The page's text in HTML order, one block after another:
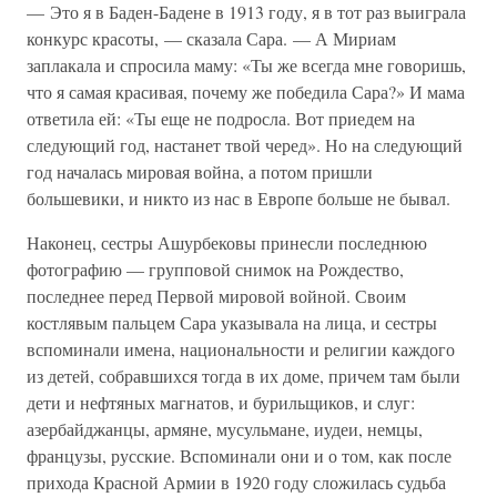
— Это я в Баден-Бадене в 1913 году, я в тот раз выиграла
конкурс красоты, — сказала Сара. — А Мириам
заплакала и спросила маму: «Ты же всегда мне говоришь,
что я самая красивая, почему же победила Сара?» И мама
ответила ей: «Ты еще не подросла. Вот приедем на
следующий год, настанет твой черед». Но на следующий
год началась мировая война, а потом пришли
большевики, и никто из нас в Европе больше не бывал.
Наконец, сестры Ашурбековы принесли последнюю
фотографию — групповой снимок на Рождество,
последнее перед Первой мировой войной. Своим
костлявым пальцем Сара указывала на лица, и сестры
вспоминали имена, национальности и религии каждого
из детей, собравшихся тогда в их доме, причем там были
дети и нефтяных магнатов, и бурильщиков, и слуг:
азербайджанцы, армяне, мусульмане, иудеи, немцы,
французы, русские. Вспоминали они и о том, как после
прихода Красной Армии в 1920 году сложилась судьба